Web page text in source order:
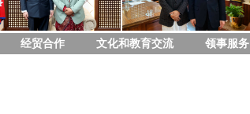
经贸合作 文化和教育交流 领事服务